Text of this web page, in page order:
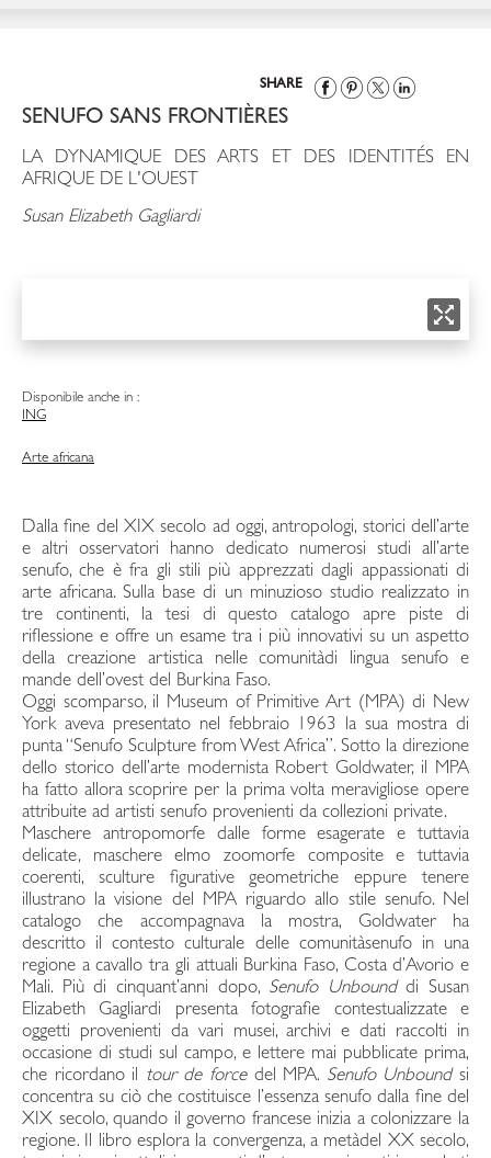
SHARE
SENUFO SANS FRONTIÈRES
LA DYNAMIQUE DES ARTS ET DES IDENTITÉS EN
AFRIQUE DE L'OUEST
Susan Elizabeth Gagliardi
Disponibile anche in :
ING
Arte africana
Dalla fine del XIX secolo ad oggi, antropologi, storici dell’arte
e altri osservatori hanno dedicato numerosi studi all’arte
senufo, che è fra gli stili più apprezzati dagli appassionati di
arte africana. Sulla base di un minuzioso studio realizzato in
tre continenti, la tesi di questo catalogo apre piste di
riflessione e offre un esame tra i più innovativi su un aspetto
della creazione artistica nelle comunitàdi lingua senufo e
mande dell’ovest del Burkina Faso.
Oggi scomparso, il Museum of Primitive Art (MPA) di New
York aveva presentato nel febbraio 1963 la sua mostra di
punta “Senufo Sculpture from West Africa”. Sotto la direzione
dello storico dell’arte modernista Robert Goldwater, il MPA
ha fatto allora scoprire per la prima volta meravigliose opere
attribuite ad artisti senufo provenienti da collezioni private.
Maschere antropomorfe dalle forme esagerate e tuttavia
delicate, maschere elmo zoomorfe composite e tuttavia
coerenti, sculture figurative geometriche eppure tenere
illustrano la visione del MPA riguardo allo stile senufo. Nel
catalogo che accompagnava la mostra, Goldwater ha
descritto il contesto culturale delle comunitàsenufo in una
regione a cavallo tra gli attuali Burkina Faso, Costa d’Avorio e
Mali. Più di cinquant’anni dopo, Senufo Unbounddi Susan
Elizabeth Gagliardi presenta fotografie contestualizzate e
oggetti provenienti da vari musei, archivi e dati raccolti in
occasione di studi sul campo, e lettere mai pubblicate prima,
che ricordano il tour de forcedel MPA. Senufo Unboundsi
concentra su ciò che costituisce l’essenza senufo dalla fine del
XIX secolo, quando il governo francese inizia a colonizzare la
regione. Il libro esplora la convergenza, a metàdel XX secolo,